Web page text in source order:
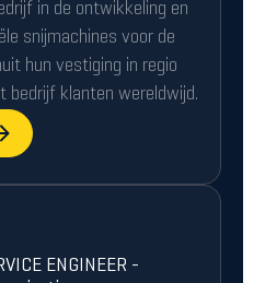
in de ontwikkeling en
snijmachines voor de
hun vestiging in regio
bedrijf klanten wereldwijd.
ENGINEER -